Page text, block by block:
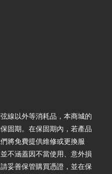
線以外等消耗品，本商城的
固期。在保固期內，若產品
將免費提供維修或更換服
不涵蓋因不當使用、意外損
妥善保管購買憑證，並在保